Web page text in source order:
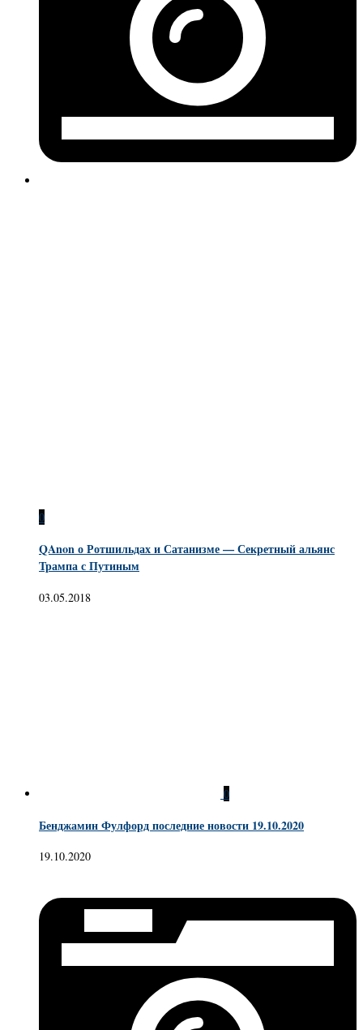
0
QAnon о Ротшильдах и Сатанизме — Секретный альянс
Трампа с Путиным
03.05.2018
0
Бенджамин Фулфорд последние новости 19.10.2020
19.10.2020